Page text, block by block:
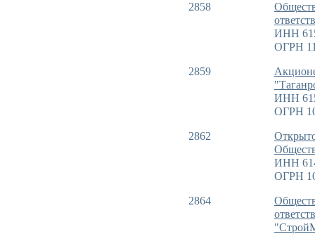
2858
ИНН
ОГРН
2859
ИНН
ОГРН
2862
ИНН
ОГРН
2864